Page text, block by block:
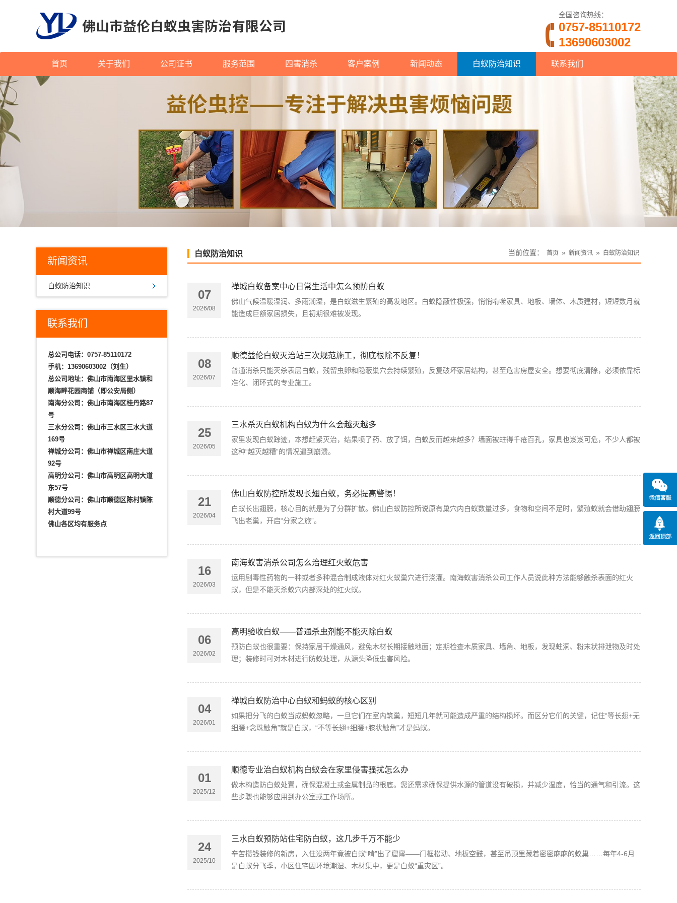
全国咨询热线：
0757-85110172
13690603002
首页 关于我们 公司证书 服务范围 四害消杀 客户案例 新闻动态 白蚁防治知识 联系我们
新闻资讯
白蚁防治知识
联系我们
总公司电话： 0757-85110172
手机： 13690603002（刘生）
总公司地址：佛山市南海区里水镇和
顺海畔花园商铺（即公安局侧）
南海分公司：佛山市南海区桂丹路87
号
三水分公司：佛山市三水区三水大道
169号
禅城分公司：佛山市禅城区南庄大道
92号
高明分公司：佛山市高明区高明大道
东57号
顺德分公司：佛山市顺德区陈村镇陈
村大道99号
佛山各区均有服务点
白蚁防治知识 当前位置： 首页 » 新闻资讯 » 白蚁防治知识
07
2026/08
禅城白蚁备案中心日常生活中怎么预防白蚁
佛山气候温暖湿润、多雨潮湿，是白蚁滋生繁殖的高发地区。白蚁隐蔽性极强，悄悄啃噬家具、地板、墙体、木质建材，短短数月就
能造成巨额家居损失，且初期很难被发现。
08
2026/07
顺德益伦白蚁灭治站三次规范施工，彻底根除不反复！
普通消杀只能灭杀表层白蚁，残留虫卵和隐蔽巢穴会持续繁殖，反复破坏家居结构，甚至危害房屋安全。想要彻底清除，必须依靠标
准化、闭环式的专业施工。
25
2026/05
三水杀灭白蚁机构白蚁为什么会越灭越多
家里发现白蚁踪迹，本想赶紧灭治，结果喷了药、放了饵，白蚁反而越来越多？墙面被蛀得千疮百孔，家具也岌岌可危，不少人都被
这种“越灭越糟”的情况逼到崩溃。
21
2026/04
佛山白蚁防控所发现长翅白蚁，务必提高警惕！
白蚁长出翅膀，核心目的就是为了分群扩散。佛山白蚁防控所说原有巢穴内白蚁数量过多，食物和空间不足时，繁殖蚁就会借助翅膀
飞出老巢，开启“分家之旅”。
16
2026/03
南海蚁害消杀公司怎么治理红火蚁危害
运用剧毒性药物的一种或者多种混合制成液体对红火蚁巢穴进行浇灌。南海蚁害消杀公司工作人员说此种方法能够触杀表面的红火
蚁，但是不能灭杀蚁穴内部深处的红火蚁。
06
2026/02
高明验收白蚁——普通杀虫剂能不能灭除白蚁
预防白蚁也很重要：保持家居干燥通风，避免木材长期接触地面；定期检查木质家具、墙角、地板，发现蛀洞、粉末状排泄物及时处
理；装修时可对木材进行防蚁处理，从源头降低虫害风险。
04
2026/01
禅城白蚁防治中心白蚁和蚂蚁的核心区别
如果把分飞的白蚁当成蚂蚁忽略，一旦它们在室内筑巢，短短几年就可能造成严重的结构损坏。而区分它们的关键，记住“等长翅+无
细腰+念珠触角”就是白蚁，“不等长翅+细腰+膝状触角”才是蚂蚁。
01
2025/12
顺德专业治白蚁机构白蚁会在家里侵害骚扰怎么办
做木构造防白蚁处置，确保混凝土或金属制品的根底。您还需求确保提供水源的管道没有破损，并减少湿度，恰当的通气和引流。这
些步骤也能够应用到办公室或工作场所。
24
2025/10
三水白蚁预防站住宅防白蚁，这几步千万不能少
辛苦攒钱装修的新房，入住没两年竟被白蚁“啃”出了窟窿——门框松动、地板空鼓，甚至吊顶里藏着密密麻麻的蚁巢……每年4-6月
是白蚁分飞季，小区住宅因环境潮湿、木材集中，更是白蚁“重灾区”。